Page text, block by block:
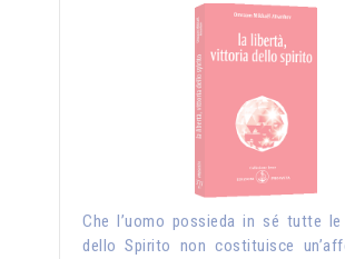
Che l’uomo possieda in sé tutte le
dello Spirito non costituisce